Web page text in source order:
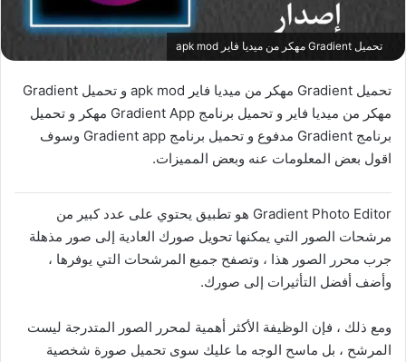
تحميل Gradient مهكر من ميديا فاير apk mod
تحميل Gradient مهكر من ميديا فاير apk mod و تحميل Gradient
مهكر من ميديا فاير و تحميل برنامج Gradient App مهكر و تحميل
برنامج Gradient مدفوع و تحميل برنامج Gradient app وسوف
اقول بعض المعلومات عنه وبعض المميزات.
Gradient Photo Editor هو تطبيق يحتوي على عدد كبير من
مرشحات الصور التي يمكنها تحويل صورك العادية إلى صور مذهلة
جرب محرر الصور هذا ، وتصفح جميع المرشحات التي يوفرها ،
وأضف أفضل التأثيرات إلى صورك.
ومع ذلك ، فإن الوظيفة الأكثر أهمية لمحرر الصور المتدرجة ليست
المرشح ، بل ماسح الوجه ما عليك سوى تحميل صورة شخصية